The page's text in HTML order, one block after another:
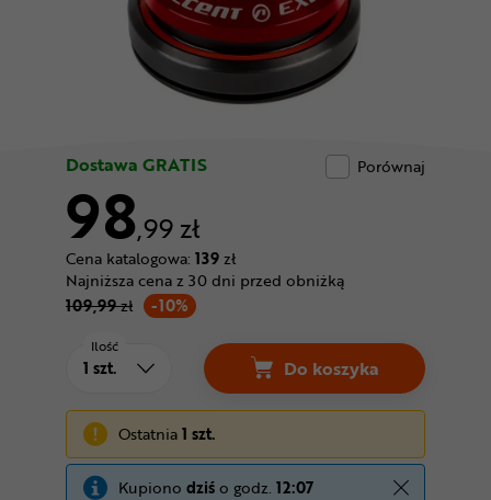
Dostawa GRATIS Porównaj
98,99 zł
Cena katalogowa: 139zł
-10%
Najniższa cena z 30 dni przed obniżką
109,99zł
Ilość
Do koszyka
Stery zintegrowane 1
Ostatnia1 szt.
Kupiono dziśo godz. 12:07